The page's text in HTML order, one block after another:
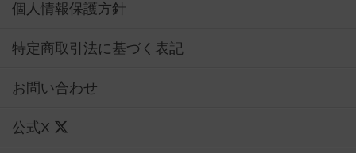
個人情報保護方針
特定商取引法に基づく表記
お問い合わせ
公式X